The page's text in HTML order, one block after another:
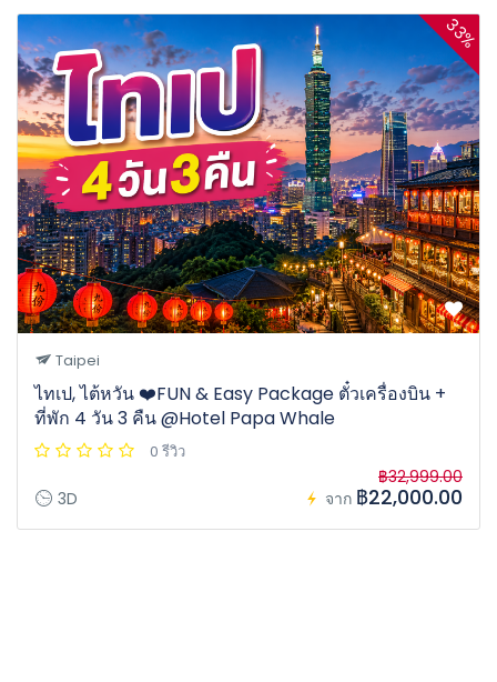
33%
Taipei
ไทเป, ไต้หวัน ❤️FUN & Easy Package ตั๋วเครื่องบิน +
ที่พัก 4 วัน 3 คืน @Hotel Papa Whale
0 รีวิว
3D จาก
฿32,999.00
฿22,000.00